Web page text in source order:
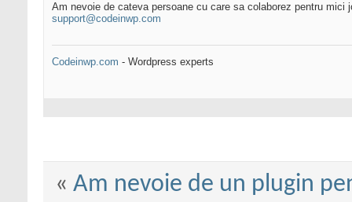
Am nevoie de cateva persoane cu care sa colaborez pentru
support@codeinwp.com
Codeinwp.com - Wordpress experts
« Am nevoie de un plugin